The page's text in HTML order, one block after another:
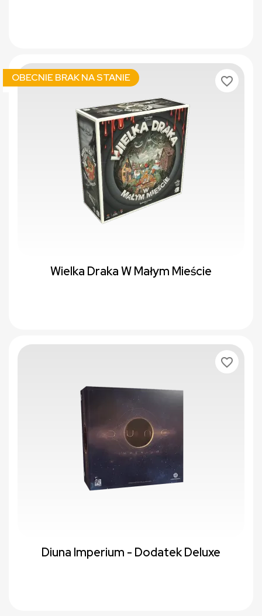
Wielka Draka W Małym Mieście
OBECNIE BRAK NA STANIE favorite_border
Diuna Imperium - Dodatek Deluxe
favorite_border